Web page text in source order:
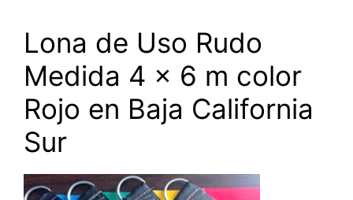
Lona de Uso Rudo
Medida 4 x 6 m color
Rojo en Baja California
Sur